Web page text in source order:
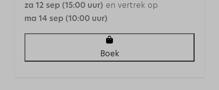
Buiten
Balkon
Parasol
za 12 sep (15:00 uur) en vertrek op
ma 14 sep (10:00 uur)
Boek